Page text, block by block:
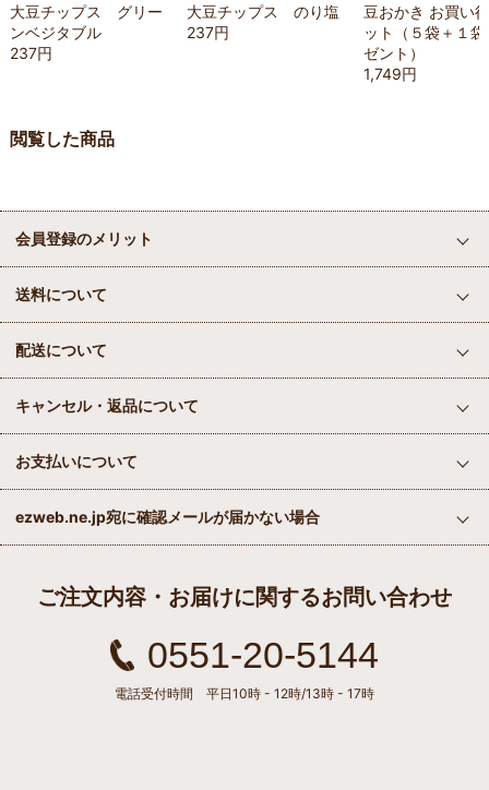
大豆チップス グリー
ンベジタブル
237円
大豆チップス のり塩
237円
豆おかき お買い
ット（５袋＋１
ゼント）
1,749円
閲覧した商品
会員登録のメリット
送料について
配送について
キャンセル・返品について
お支払いについて
ezweb.ne.jp宛に確認メールが届かない場合
ご注文内容・お届けに関するお問い合わせ
0551-20-5144
電話受付時間 平日10時 - 12時/13時 - 17時